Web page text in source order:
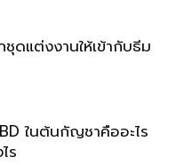
ดแต่งงานให้เข้ากับธีม
ในต้นกัญชาคืออะไร
ร